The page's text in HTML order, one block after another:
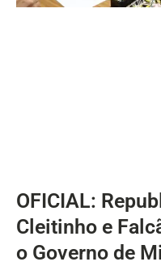
OFICIAL:
Cleitinho e
o Governo de